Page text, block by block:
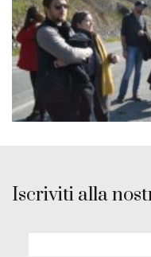
Iscriviti alla